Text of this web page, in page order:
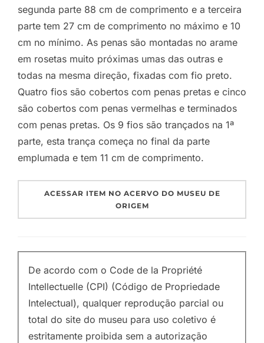
segunda parte 88 cm de comprimento e a terceira
parte tem 27 cm de comprimento no máximo e 10
cm no mínimo. As penas são montadas no arame
em rosetas muito próximas umas das outras e
todas na mesma direção, fixadas com fio preto.
Quatro fios são cobertos com penas pretas e cinco
são cobertos com penas vermelhas e terminados
com penas pretas. Os 9 fios são trançados na 1ª
parte, esta trança começa no final da parte
emplumada e tem 11 cm de comprimento.
ACESSAR ITEM NO ACERVO DO MUSEU DE
ORIGEM
De acordo com o Code de la Propriété
Intellectuelle (CPI) (Código de Propriedade
Intelectual), qualquer reprodução parcial ou
total do site do museu para uso coletivo é
estritamente proibida sem a autorização